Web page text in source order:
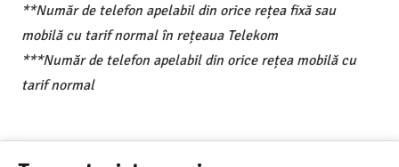
**Număr de telefon apelabil din orice rețea fixă sau
mobilă cu tarif normal în rețeaua Telekom
***Număr de telefon apelabil din orice rețea mobilă cu
tarif normal